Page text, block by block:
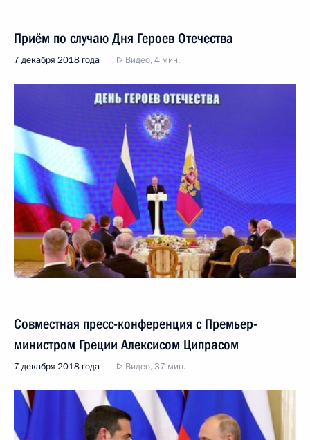
Приём по случаю Дня Героев Отечества
7 декабря 2018 года Видео, 4 мин.
Совместная пресс-конференция с Премьер-
министром Греции Алексисом Ципрасом
7 декабря 2018 года Видео, 37 мин.